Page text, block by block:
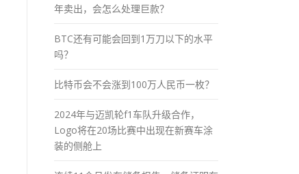
年卖出，会怎么处理巨款？
BTC还有可能会回到1万刀以下的水平
吗？
比特币会不会涨到100万人民币一枚？
2024年与迈凯轮f1车队升级合作，
Logo将在20场比赛中出现在新赛车涂
装的侧舱上